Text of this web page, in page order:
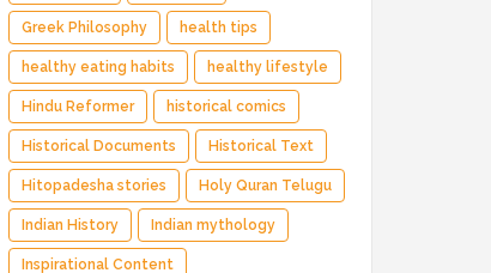
Greek Philosophy health tips
healthy eating habits healthy lifestyle
Hindu Reformer historical comics
Historical Documents Historical Text
Hitopadesha stories Holy Quran Telugu
Indian History Indian mythology
Inspirational Content